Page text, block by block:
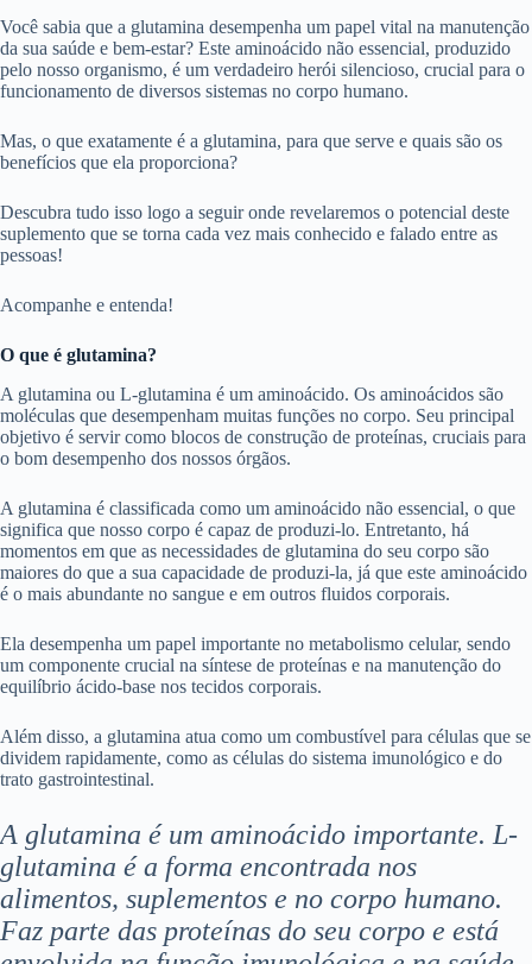
Você sabia que a glutamina desempenha um papel vital na manutenção
da sua saúde e bem-estar? Este aminoácido não essencial, produzido
pelo nosso organismo, é um verdadeiro herói silencioso, crucial para o
funcionamento de diversos sistemas no corpo humano.
Mas, o que exatamente é a glutamina, para que serve e quais são os
benefícios que ela proporciona?
Descubra tudo isso logo a seguir onde revelaremos o potencial deste
suplemento que se torna cada vez mais conhecido e falado entre as
pessoas!
Acompanhe e entenda!
O que é glutamina?
A glutamina ou L-glutamina é um aminoácido. Os aminoácidos são
moléculas que desempenham muitas funções no corpo. Seu principal
objetivo é servir como blocos de construção de proteínas, cruciais para
o bom desempenho dos nossos órgãos.
A glutamina é classificada como um aminoácido não essencial, o que
significa que nosso corpo é capaz de produzi-lo. Entretanto, há
momentos em que as necessidades de glutamina do seu corpo são
maiores do que a sua capacidade de produzi-la, já que este aminoácido
é o mais abundante no sangue e em outros fluidos corporais.
Ela desempenha um papel importante no metabolismo celular, sendo
um componente crucial na síntese de proteínas e na manutenção do
equilíbrio ácido-base nos tecidos corporais.
Além disso, a glutamina atua como um combustível para células que se
dividem rapidamente, como as células do sistema imunológico e do
trato gastrointestinal.
A glutamina é um aminoácido importante. L-
glutamina é a forma encontrada nos
alimentos, suplementos e no corpo humano.
Faz parte das proteínas do seu corpo e está